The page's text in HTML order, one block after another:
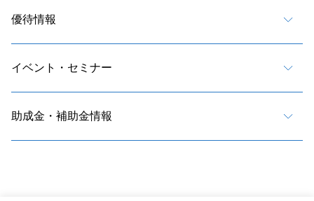
優待情報
イベント・セミナー
助成金・補助金情報